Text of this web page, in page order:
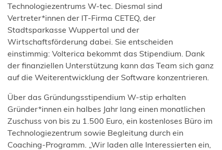
Technologiezentrums W-tec. Diesmal sind
Vertreter*innen der IT-Firma CETEQ, der
Stadtsparkasse Wuppertal und der
Wirtschaftsförderung dabei. Sie entscheiden
einstimmig: Volterica bekommt das Stipendium. Dank
der finanziellen Unterstützung kann das Team sich ganz
auf die Weiterentwicklung der Software konzentrieren.
Über das Gründungsstipendium W-stip erhalten
Gründer*innen ein halbes Jahr lang einen monatlichen
Zuschuss von bis zu 1.500 Euro, ein kostenloses Büro im
Technologiezentrum sowie Begleitung durch ein
Coaching-Programm. „Wir laden alle Interessierten ein,